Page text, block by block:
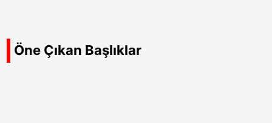
Öne Çıkan Başlıklar